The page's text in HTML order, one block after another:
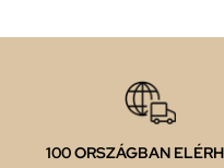
100 ORSZÁGBAN